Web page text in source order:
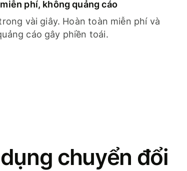
phí, không quảng cáo
vài giây. Hoàn toàn miễn phí và
cáo gây phiền toái.
chuyển đổi